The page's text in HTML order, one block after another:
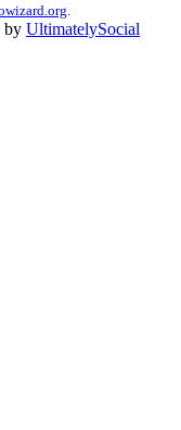
by UltimatelySocial